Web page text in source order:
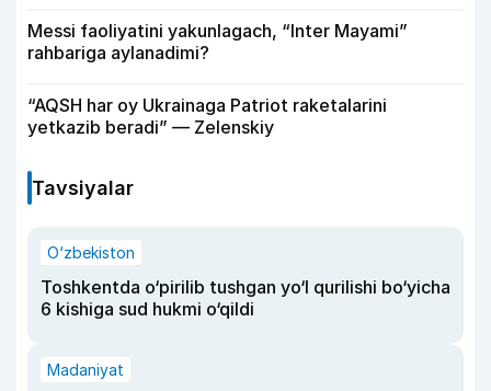
Messi faoliyatini yakunlagach, “Inter Mayami”
rahbariga aylanadimi?
“AQSH har oy Ukrainaga Patriot raketalarini
yetkazib beradi” — Zelenskiy
Tavsiyalar
O‘zbekiston
Toshkentda o‘pirilib tushgan yo‘l qurilishi bo‘yicha
6 kishiga sud hukmi o‘qildi
Madaniyat